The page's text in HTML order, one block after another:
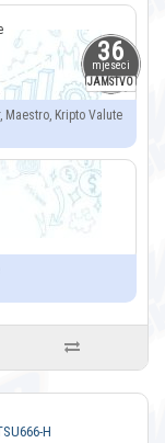
36
mjeseci
JAMSTVO
Maestro, Kripto Valute